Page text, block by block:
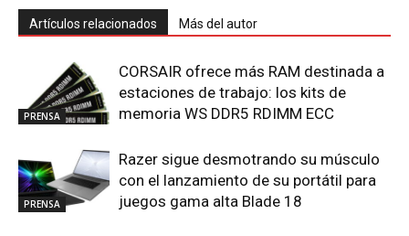
Artículos relacionados Más del autor
PRENSA
CORSAIR ofrece más RAM destinada a
estaciones de trabajo: los kits de
memoria WS DDR5 RDIMM ECC
PRENSA
Razer sigue desmotrando su músculo
con el lanzamiento de su portátil para
juegos gama alta Blade 18